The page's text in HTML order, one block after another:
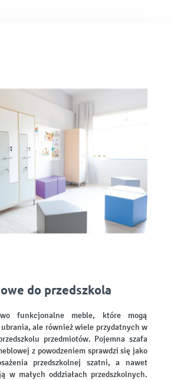
do przedszkola
funkcjonalne meble, które mogą
ale również wiele przydatnych w
przedmiotów. Pojemna szafa
z powodzeniem sprawdzi się jako
przedszkolnej szatni, a nawet
w małych oddziałach przedszkolnych.